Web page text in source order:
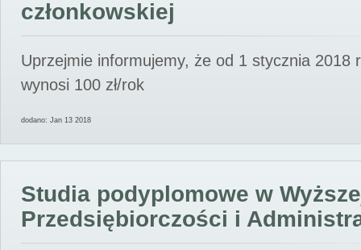
członkowskiej
Uprzejmie informujemy, że od 1 stycznia 2018
wynosi 100 zł/rok
dodano: Jan 13 2018
Studia podyplomowe w
Przedsiębiorczości i